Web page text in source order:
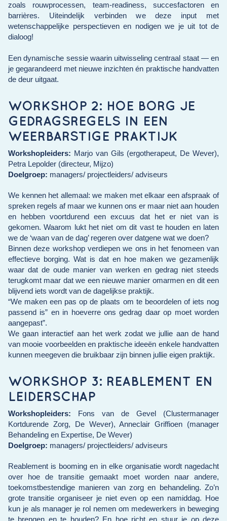
zoals rouwprocessen, team-readiness, succesfactoren en
barrières. Uiteindelijk verbinden we deze input met
wetenschappelijke perspectieven en nodigen we je uit tot de
dialoog!
Een dynamische sessie waarin uitwisseling centraal staat — en
je gegarandeerd met nieuwe inzichten én praktische handvatten
de deur uitgaat.
WORKSHOP 2: HOE BORG JE
GEDRAGSREGELS IN EEN
WEERBARSTIGE PRAKTIJK
Workshopleiders: Marjo van Gils (ergotherapeut, De Wever),
Petra Lepolder (directeur, Mijzo)
Doelgroep: managers/ projectleiders/ adviseurs
We kennen het allemaal: we maken met elkaar een afspraak of
spreken regels af maar we kunnen ons er maar niet aan houden
en hebben voortdurend een excuus dat het er niet van is
gekomen. Waarom lukt het niet om dit vast te houden en laten
we de ‘waan van de dag’ regeren over datgene wat we doen?
Binnen deze workshop verdiepen we ons in het fenomeen van
effectieve borging. Wat is dat en hoe maken we gezamenlijk
waar dat de oude manier van werken en gedrag niet steeds
terugkomt maar dat we een nieuwe manier omarmen en dit een
blijvend iets wordt van de dagelijkse praktijk.
“We maken een pas op de plaats om te beoordelen of iets nog
passend is” en in hoeverre ons gedrag daar op moet worden
aangepast”.
We gaan interactief aan het werk zodat we jullie aan de hand
van mooie voorbeelden en praktische ideeën enkele handvatten
kunnen meegeven die bruikbaar zijn binnen jullie eigen praktijk.
WORKSHOP 3: REABLEMENT EN
LEIDERSCHAP
Workshopleiders: Fons van de Gevel (Clustermanager
Kortdurende Zorg, De Wever),Anneclair Griffioen (manager
Behandeling en Expertise, De Wever)
Doelgroep: managers/ projectleiders/ adviseurs
Reablement is booming en in elke organisatie wordt nagedacht
over hoe de transitie gemaakt moet worden naar andere,
toekomstbestendige manieren van zorg en behandeling. Zo’n
grote transitie organiseer je niet even op een namiddag. Hoe
kun je als manager je rol nemen om medewerkers in beweging
te brengen en te houden? En hoe richt en stuur je op deze